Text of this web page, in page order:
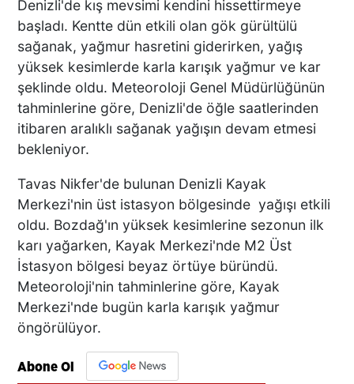
Denizli'de kış mevsimi kendini hissettirmeye
başladı. Kentte dün etkili olan gök gürültülü
sağanak, yağmur hasretini giderirken, yağış
yüksek kesimlerde karla karışık yağmur ve kar
şeklinde oldu. Meteoroloji Genel Müdürlüğünün
tahminlerine göre, Denizli'de öğle saatlerinden
itibaren aralıklı sağanak yağışın devam etmesi
bekleniyor.
Tavas Nikfer'de bulunan Denizli Kayak
Merkezi'nin üst istasyon bölgesinde yağışı etkili
oldu. Bozdağ'ın yüksek kesimlerine sezonun ilk
karı yağarken, Kayak Merkezi'nde M2 Üst
İstasyon bölgesi beyaz örtüye büründü.
Meteoroloji'nin tahminlerine göre, Kayak
Merkezi'nde bugün karla karışık yağmur
öngörülüyor.
Abone Ol